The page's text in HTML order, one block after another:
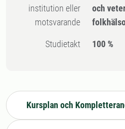
institution eller
motsvarande
och
Studietakt 100 %
Kursplan och